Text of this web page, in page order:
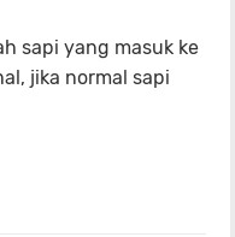
sapi yang masuk ke
jika normal sapi